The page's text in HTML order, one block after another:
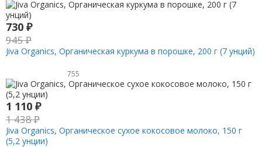
730 ₽
945₽
Jiva Organics, Органическая куркума в порошке, 200 г (7 унций)
755
1 110 ₽
1 438₽
Jiva Organics, Органическое сухое кокосовое молоко, 150 г
(5,2 унции)